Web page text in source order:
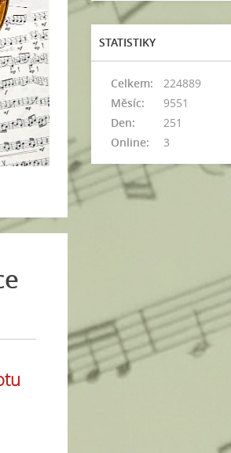
STATISTIKY
Online: 3
Celkem:
224889
Měsíc:
9551
Den:
251